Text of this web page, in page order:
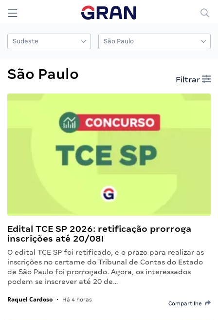
São Paulo Filtrar
Edital TCE SP 2026: retificação prorroga
inscrições até 20/08!
O edital TCE SP foi retificado, e o prazo para realizar as
inscrições no certame do Tribunal de Contas do Estado
de São Paulo foi prorrogado. Agora, os interessados
podem se inscrever até 20 de…
Raquel Cardoso • Há 4 horas
Compartilhe